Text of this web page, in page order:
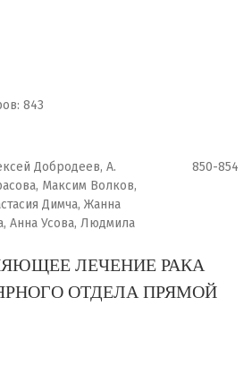
843
Добродеев, А.
Максим Волков,
Димча, Жанна
Анна Усова, Людмила
850-854
ЛЕЧЕНИЕ РАКА
ОТДЕЛА ПРЯМОЙ